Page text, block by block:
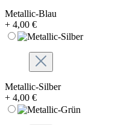
Metallic-Blau
+ 4,00 €
Metallic-Silber
+ 4,00 €